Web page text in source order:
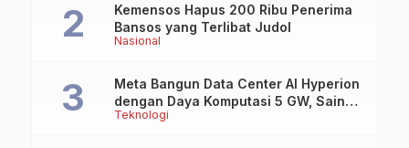
Nasional
Kemensos Hapus 200 Ribu Penerima
Bansos yang Terlibat Judol
Teknologi
Meta Bangun Data Center AI Hyperion
dengan Daya Komputasi 5 GW, Saingi
OpenAI dan Google